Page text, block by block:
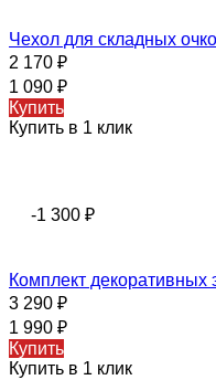
Чехол для складных
2 170 ₽
1 090 ₽
Купить
Купить в 1 клик
-1 300 ₽
Комплект декоративных
3 290 ₽
1 990 ₽
Купить
Купить в 1 клик